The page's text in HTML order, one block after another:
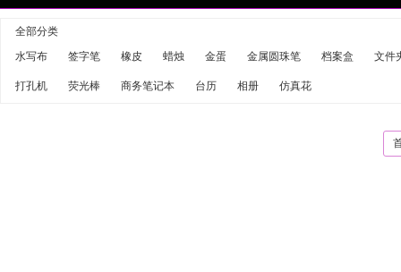
全部分类
水写布
签字笔 橡皮 蜡烛 金蛋 金属圆珠笔 档案盒 文件
打孔机 荧光棒 商务笔记本 台历 相册 仿真花